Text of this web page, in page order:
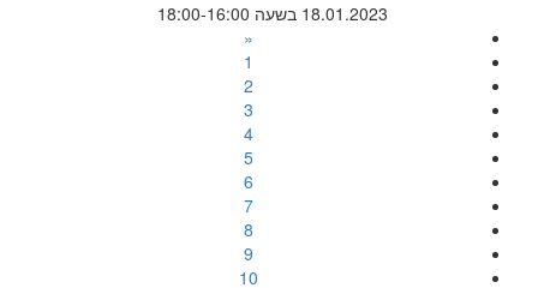
18.01.2023 בשעה 18:00-16:00
«
1
2
3
4
5
6
7
8
9
10